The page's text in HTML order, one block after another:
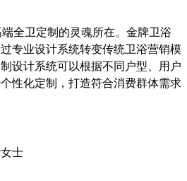
全卫定制的灵魂所在。金牌卫浴
专业设计系统转变传统卫浴营销模
设计系统可以根据不同户型、用户
性化定制，打造符合消费群体需求
士